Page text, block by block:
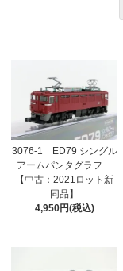
3076-1 ED79 シングル
アームパンタグラフ
【中古：2021ロット新
同品】
4,950円(税込)